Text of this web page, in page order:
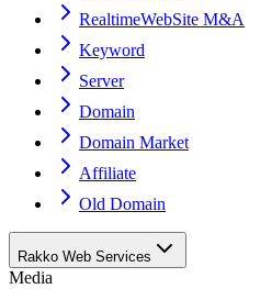
RealtimeWebSite M&A
Keyword
Server
Domain
Domain Market
Affiliate
Old Domain
Rakko Web Services
Media